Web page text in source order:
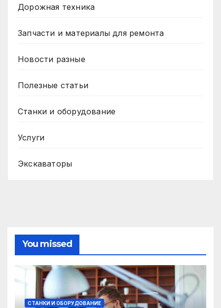
Дорожная техника
Запчасти и материалы для ремонта
Новости разные
Полезные статьи
Станки и оборудование
Услуги
Экскаваторы
You missed
СТАНКИ И ОБОРУДОВАНИЕ